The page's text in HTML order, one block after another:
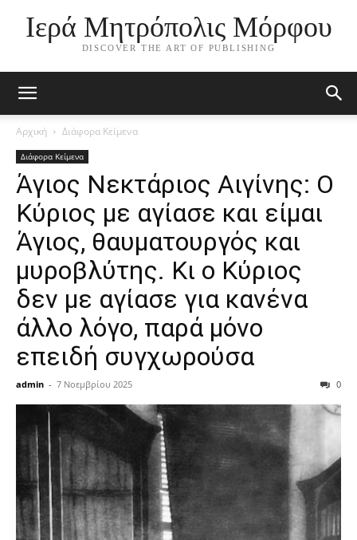
Ιερά Μητρόπολις Μόρφου
DISCOVER THE ART OF PUBLISHING
Αρχική Διάφορα Κείμενα
Διάφορα Κείμενα
Άγιος Νεκτάριος Αιγίνης: Ο
Κύριος με αγίασε και είμαι
Άγιος, θαυματουργός και
μυροβλύτης. Κι ο Κύριος
δεν με αγίασε για κανένα
άλλο λόγο, παρά μόνο
επειδή συγχωρούσα
admin - 7 Νοεμβρίου 2025 0